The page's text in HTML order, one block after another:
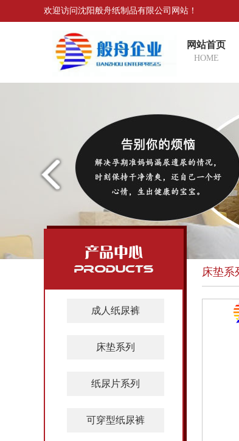
欢迎访问沈阳般舟纸制品有限公司网站！
网站首页
HOME
床垫系
成人纸尿裤
床垫系列
纸尿片系列
可穿型纸尿裤